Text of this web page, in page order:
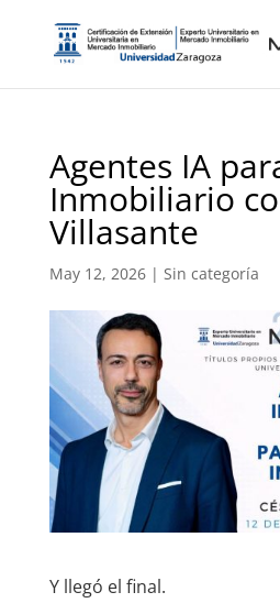
Agentes IA
Inmobiliario
Villasante
May 12, 2026| Sin categoría
Y llegó el final.